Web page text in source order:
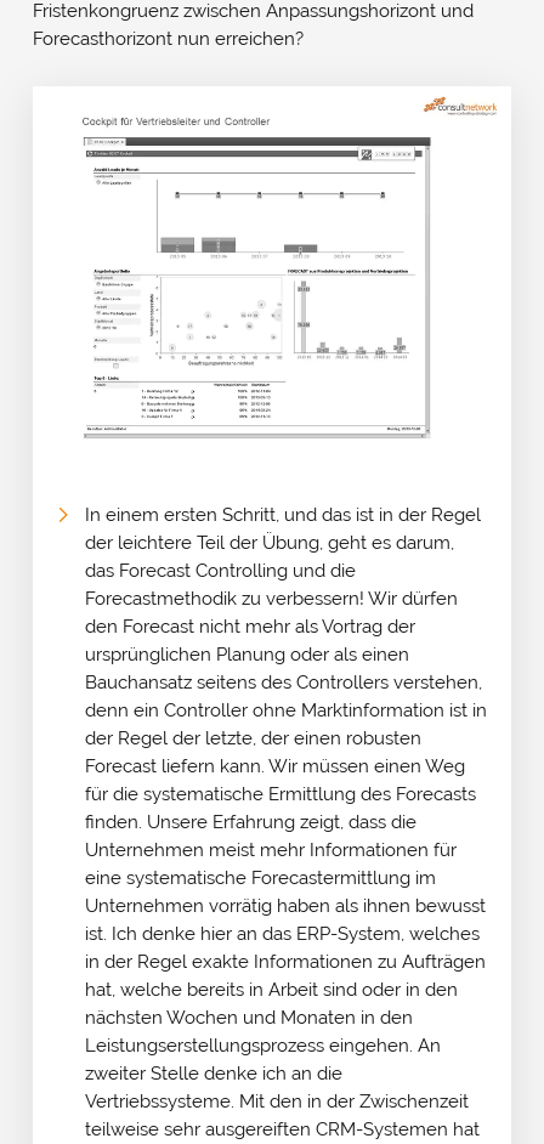
Fristenkongruenz zwischen Anpassungshorizont und
Forecasthorizont nun erreichen?
In einem ersten Schritt, und das ist in der Regel
der leichtere Teil der Übung, geht es darum,
das Forecast Controlling und die
Forecastmethodik zu verbessern! Wir dürfen
den Forecast nicht mehr als Vortrag der
ursprünglichen Planung oder als einen
Bauchansatz seitens des Controllers verstehen,
denn ein Controller ohne Marktinformation ist in
der Regel der letzte, der einen robusten
Forecast liefern kann. Wir müssen einen Weg
für die systematische Ermittlung des Forecasts
finden. Unsere Erfahrung zeigt, dass die
Unternehmen meist mehr Informationen für
eine systematische Forecastermittlung im
Unternehmen vorrätig haben als ihnen bewusst
ist. Ich denke hier an das ERP-System, welches
in der Regel exakte Informationen zu Aufträgen
hat, welche bereits in Arbeit sind oder in den
nächsten Wochen und Monaten in den
Leistungserstellungsprozess eingehen. An
zweiter Stelle denke ich an die
Vertriebssysteme. Mit den in der Zwischenzeit
teilweise sehr ausgereiften CRM-Systemen hat